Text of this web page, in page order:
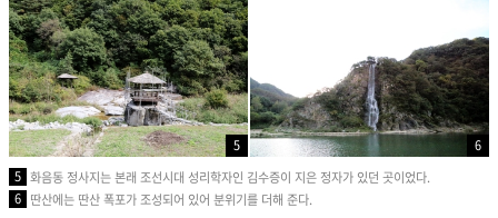
5
6
5 화음동 정사지는 본래 조선시대 성리학자인 김수증이 지은 정자가 있던 곳이었다.
6 딴산에는 딴산 폭포가 조성되어 있어 분위기를 더해 준다.